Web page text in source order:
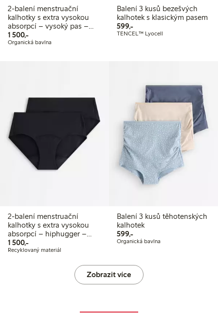
2-balení menstruační
kalhotky s extra vysokou
absorpcí – vysoký pas –
Female Engineering
1 500,-1 500,00 Kč
Organická bavlna
Balení 3 kusů bezešvých
kalhotek s klasickým pasem
599,-599,00 Kč
TENCEL™ Lyocell
2-balení menstruační
kalhotky s extra vysokou
absorpcí – hiphugger –
Female Engineering
1 500,-1 500,00 Kč
Recyklovaný materiál
Balení 3 kusů těhotenských
kalhotek
599,-599,00 Kč
Organická bavlna
Zobrazit více